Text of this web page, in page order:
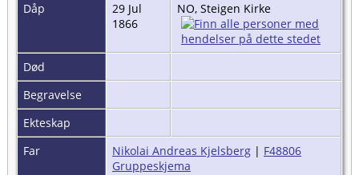
Dåp
29 Jul
1866
NO, Steigen Kirke
Død
Begravelse
Ekteskap
Far
Nikolai Andreas Kjelsberg | F48806
Gruppeskjema